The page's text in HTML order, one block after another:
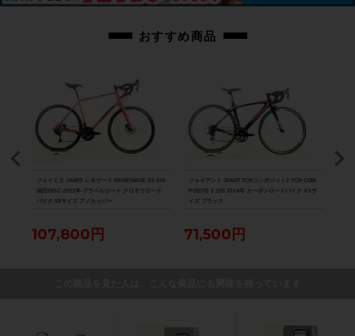
おすすめ商品
ジェイミス JAMIS レネゲード RENEGADE S5 105
油圧DISC 2021年 グラベルロード クロモリロード
バイク 58サイズ アノカッパー
107,800円
ジャイアント GIANT TCRコンポジット2 TCR COM
POSITE 2 105 2014年 カーボンロードバイク XSサ
イズ ブラック
71,500円